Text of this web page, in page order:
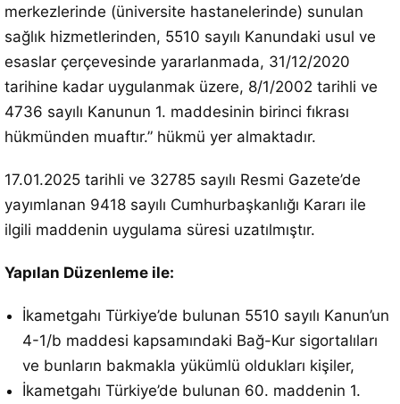
merkezlerinde (üniversite hastanelerinde) sunulan
sağlık hizmetlerinden, 5510 sayılı Kanundaki usul ve
esaslar çerçevesinde yararlanmada, 31/12/2020
tarihine kadar uygulanmak üzere, 8/1/2002 tarihli ve
4736 sayılı Kanunun 1. maddesinin birinci fıkrası
hükmünden muaftır.” hükmü yer almaktadır.
17.01.2025 tarihli ve 32785 sayılı Resmi Gazete’de
yayımlanan 9418 sayılı Cumhurbaşkanlığı Kararı ile
ilgili maddenin uygulama süresi uzatılmıştır.
Yapılan Düzenleme ile:
İkametgahı Türkiye’de bulunan 5510 sayılı Kanun’un
4-1/b maddesi kapsamındaki Bağ-Kur sigortalıları
ve bunların bakmakla yükümlü oldukları kişiler,
İkametgahı Türkiye’de bulunan 60. maddenin 1.